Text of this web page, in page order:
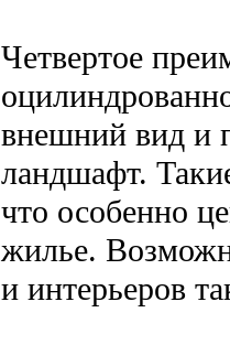
Четвертое
внешний вид и
ландшафт.
что особенно
жилье.
и интерьеров